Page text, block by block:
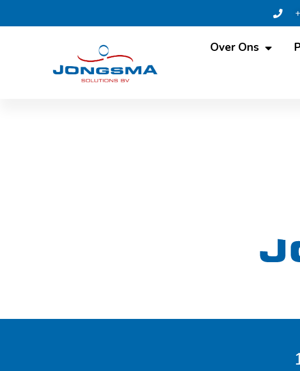
Over Ons
Zitten met Henk: